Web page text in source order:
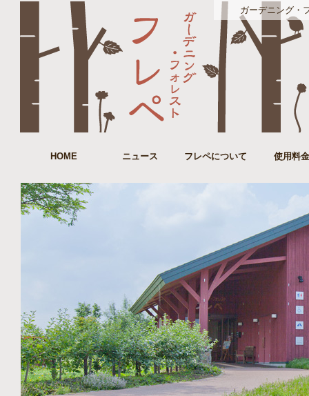
ガーデニング・
HOME ニュース フレペについて 使用料金